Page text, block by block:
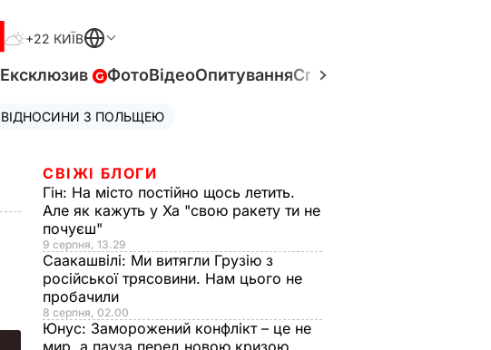
+22 КИЇВ
Ексклюзив ФотоВідеоОпитуванняСпецпроєкти
ВІДНОСИНИ З ПОЛЬЩЕЮ
СВІЖІ БЛОГИ
Гін: На місто постійно щось летить.
Але як кажуть у Ха "свою ракету ти не
почуєш"
9 серпня, 13.29
Саакашвілі: Ми витягли Грузію з
російської трясовини. Нам цього не
пробачили
8 серпня, 02.00
Юнус: Заморожений конфлікт – це не
мир, а пауза перед новою кризою